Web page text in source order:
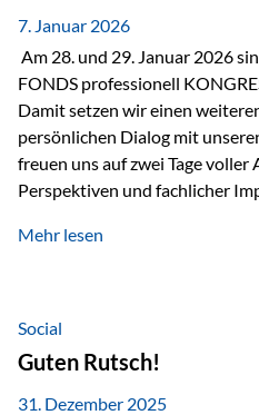
7. Januar 2026
Am 28. und 29. Januar 2026
FONDS professionell
Damit setzen wir einen
persönlichen Dialog mit
freuen uns auf zwei Tage voller
Perspektiven und fachlicher
Branchentreffen für Finanz-
Vermögensstrukturierung und
gemeinsam zu diskutieren.
beiden Kongresstagen stehen
Fichtenbauer, Dirk…
Mehr lesen
Social
Guten Rutsch!
31. Dezember 2025